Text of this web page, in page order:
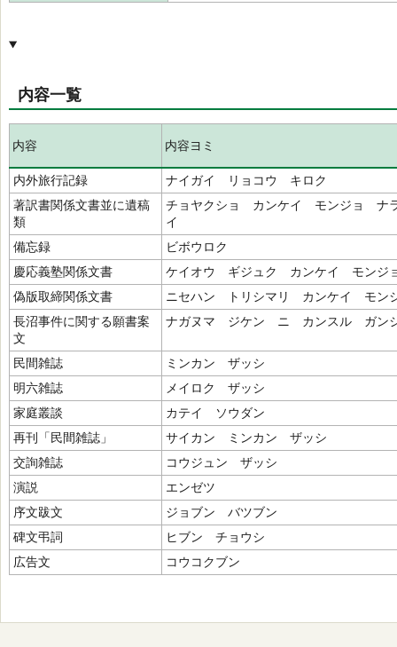
内容一覧
内容 内容ヨミ
内外旅行記録
ナイガイ リョコウ キロク
著訳書関係文書並に遺稿
類
チョヤクショ カンケイ モンジョ ナ
イ
備忘録
ビボウロク
慶応義塾関係文書
ケイオウ ギジュク カンケイ モンジ
偽版取締関係文書
ニセハン トリシマリ カンケイ モン
長沼事件に関する願書案
文
ナガヌマ ジケン ニ カンスル ガン
民間雑誌
ミンカン ザッシ
明六雑誌
メイロク ザッシ
家庭叢談
カテイ ソウダン
再刊「民間雑誌」
サイカン ミンカン ザッシ
交詢雑誌
コウジュン ザッシ
演説
エンゼツ
序文跋文
ジョブン バツブン
碑文弔詞
ヒブン チョウシ
広告文
コウコクブン